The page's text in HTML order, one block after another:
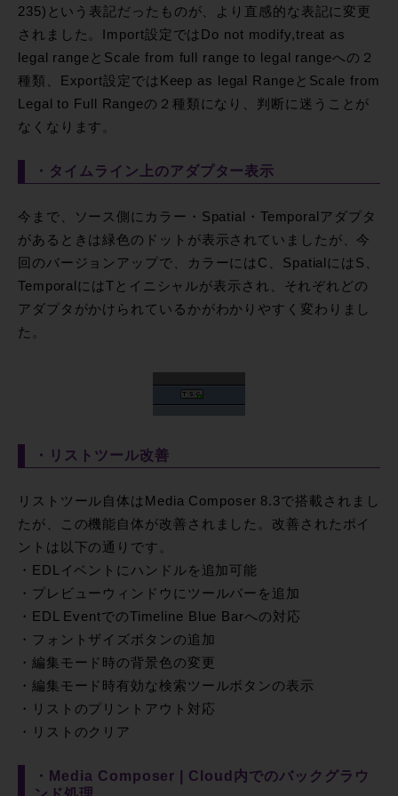
235)という表記だったものが、より直感的な表記に変更
されました。Import設定ではDo not modify,treat as
legal rangeとScale from full range to legal rangeへの２
種類、Export設定ではKeep as legal RangeとScale from
Legal to Full Rangeの２種類になり、判断に迷うことが
なくなります。
・タイムライン上のアダプター表示
今まで、ソース側にカラー・Spatial・Temporalアダプタ
があるときは緑色のドットが表示されていましたが、今
回のバージョンアップで、カラーにはC、SpatialにはS、
TemporalにはTとイニシャルが表示され、それぞれどの
アダプタがかけられているかがわかりやすく変わりまし
た。
・リストツール改善
リストツール自体はMedia Composer 8.3で搭載されまし
たが、この機能自体が改善されました。改善されたポイ
ントは以下の通りです。
・EDLイベントにハンドルを追加可能
・プレビューウィンドウにツールバーを追加
・EDL EventでのTimeline Blue Barへの対応
・フォントザイズボタンの追加
・編集モード時の背景色の変更
・編集モード時有効な検索ツールボタンの表示
・リストのプリントアウト対応
・リストのクリア
・Media Composer | Cloud内でのバックグラウ